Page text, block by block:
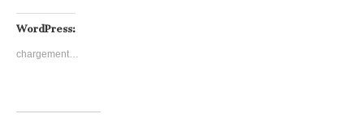
WordPress:
chargement…